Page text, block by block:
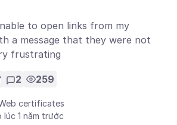
to open links from my
a message that they were not
frustrating
2 259
certificates
lúc 1 năm trước